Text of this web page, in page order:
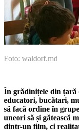
Foto: waldorf.md
În grădinițele din țară
edu­catori, bucătari,
să facă ordi­ne în
uneori să și gătească
dintr-un film, ci